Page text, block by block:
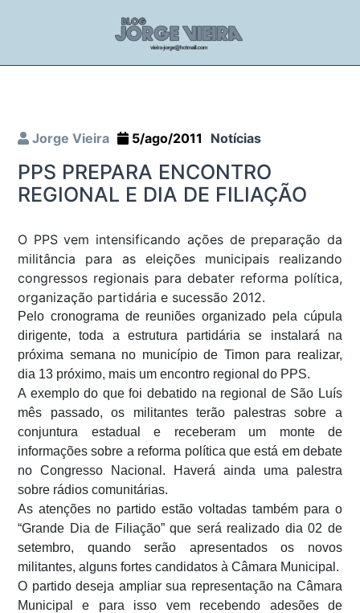
Jorge Vieira 5/ago/2011 Notícias
PPS PREPARA ENCONTRO
REGIONAL E DIA DE FILIAÇÃO
O PPS vem intensificando ações de preparação da
militância para as eleições municipais realizando
congressos regionais para debater reforma política,
organização partidária e sucessão 2012.
Pelo cronograma de reuniões organizado pela cúpula
dirigente, toda a estrutura partidária se instalará na
próxima semana no município de Timon para realizar,
dia 13 próximo, mais um encontro regional do PPS.
A exemplo do que foi debatido na regional de São Luís
mês passado, os militantes terão palestras sobre a
conjuntura estadual e receberam um monte de
informações sobre a reforma política que está em debate
no Congresso Nacional. Haverá ainda uma palestra
sobre rádios comunitárias.
As atenções no partido estão voltadas também para o
“Grande Dia de Filiação” que será realizado dia 02 de
setembro, quando serão apresentados os novos
militantes, alguns fortes candidatos à Câmara Municipal.
O partido deseja ampliar sua representação na Câmara
Municipal e para isso vem recebendo adesões de